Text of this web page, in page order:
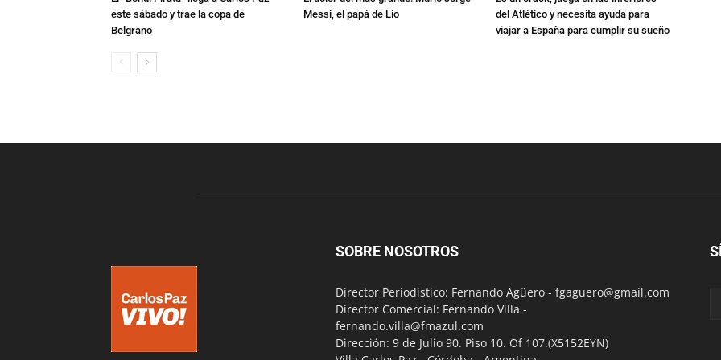
este sábado y trae la copa de
Belgrano
Messi, el papá de Lio
del Atlético y necesita ayuda para
viajar a España para cumplir su sueño
SOBRE NOSOTROS
Director Periodístico: Fernando Agüero - fgaguero@gmail.com
Director Comercial: Fernando Villa -
fernando.villa@fmazul.com
Dirección: 9 de Julio 90. Piso 10. Of 107.(X5152EYN)